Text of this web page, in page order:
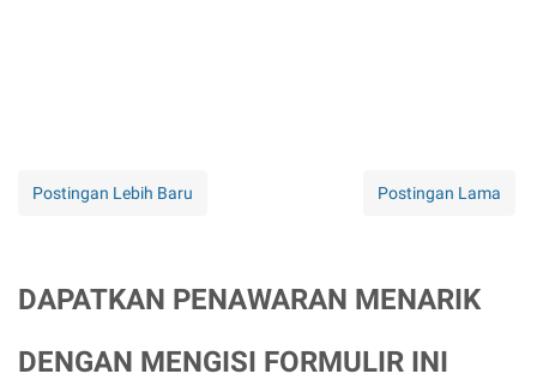
Postingan Lebih Baru Postingan Lama
DAPATKAN PENAWARAN MENARIK
DENGAN MENGISI FORMULIR INI